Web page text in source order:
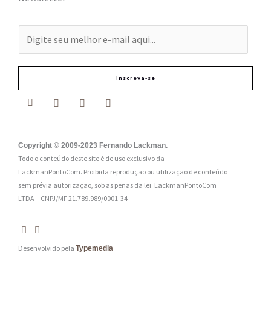
-
m
a
:
*
Inscreva-se
Copyright © 2009-2023 Fernando Lackman.
Todo o conteúdo deste site é de uso exclusivo da
LackmanPontoCom. Proibida reprodução ou utilização de conteúdo
sem prévia autorização, sob as penas da lei. LackmanPontoCom
LTDA – CNPJ/MF 21.789.989/0001-34
Desenvolvido pela Typemedia